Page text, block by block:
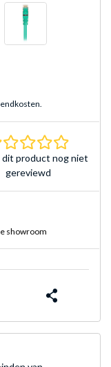
dit product nog niet
gereviewd
showroom